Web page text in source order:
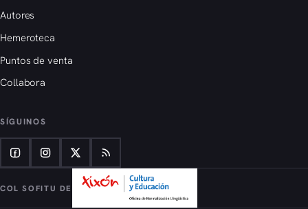
Autores
Hemeroteca
Puntos de venta
Collabora
SÍGUINOS
COL SOFITU DE